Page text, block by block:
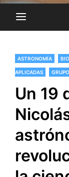
ASTRONOMÍA
APLICADAS
Un 19